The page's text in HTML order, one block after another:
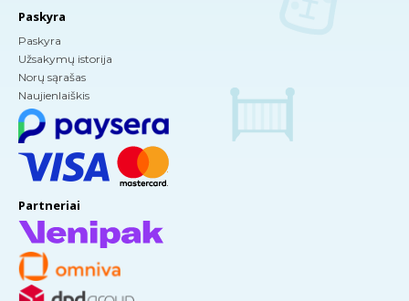
Paskyra
Paskyra
Užsakymų istorija
Norų sąrašas
Naujienlaiškis
Partneriai